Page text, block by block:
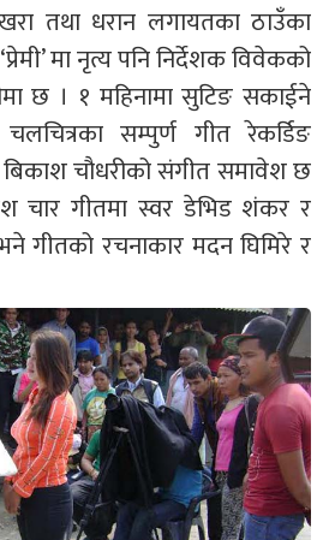
तथा धरान लगायतका ठाउँका
मा नृत्य पनि निर्देशक विवेकको
छ । १ महिनामा सुटिङ सकाईने
सम्पुर्ण गीत रेकर्डिङ
चौधरीको संगीत समावेश छ
चार गीतमा स्वर डेभिड शंकर र
गीतको रचनाकार मदन घिमिरे र